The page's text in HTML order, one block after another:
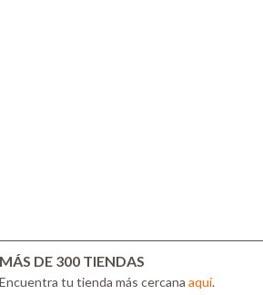
MÁS DE 300 TIENDAS
Encuentra tu tienda más cercana aquí.